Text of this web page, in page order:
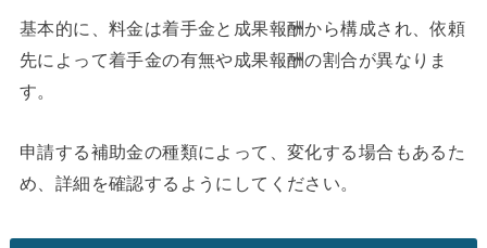
基本的に、料金は着手金と成果報酬から構成され、依頼
先によって着手金の有無や成果報酬の割合が異なりま
す。
申請する補助金の種類によって、変化する場合もあるた
め、詳細を確認するようにしてください。